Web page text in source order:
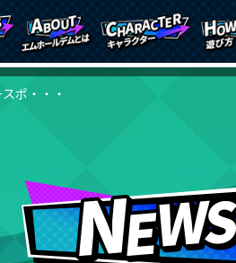
ポ・・・